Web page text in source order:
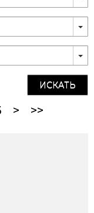
ИСКАТЬ
> >>